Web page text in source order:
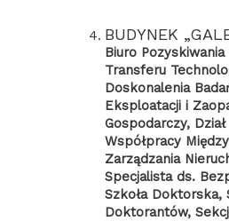
BUDYNEK
Biuro
Transferu
Doskonalenia
Eksploatacji i
Gospodarczy,
Współpracy
Zarządzania
Specjalista ds.
Szkoła Doktorska,
Doktorantów,